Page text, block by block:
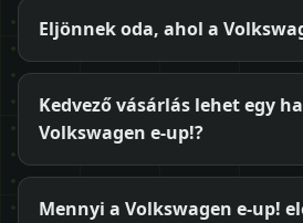
Eljönnek oda, ahol a
Kedvező vásárlás lehet egy
Volkswagen e-up!?
Mennyi a Volkswagen e-up!